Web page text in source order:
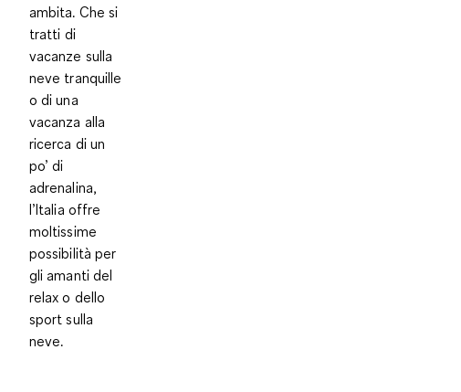
ambita. Che si
tratti di
vacanze sulla
neve tranquille
o di una
vacanza alla
ricerca di un
po’ di
adrenalina,
l’Italia offre
moltissime
possibilità per
gli amanti del
relax o dello
sport sulla
neve.